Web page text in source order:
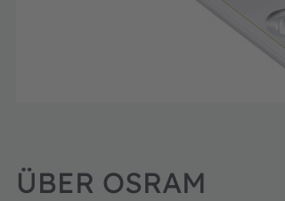
ÜBER OSRAM